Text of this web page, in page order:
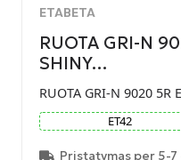
ETABETA
RUOTA GRI-N
SHINY…
RUOTA GRI-N 9020 5R
ET42
Pristatymas per 5-7